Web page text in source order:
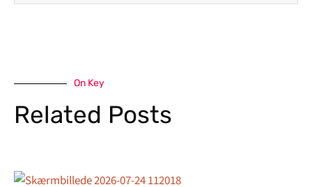
On Key
Related Posts